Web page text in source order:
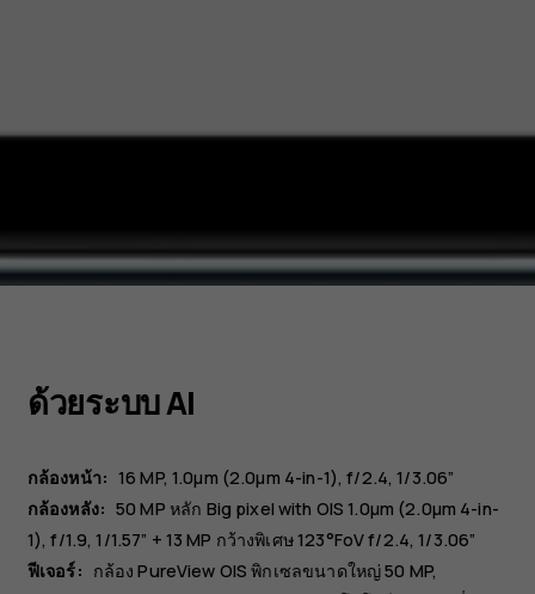
ด้วยระบบ AI
กล้องหน้า: 16 MP 1.0µm (2.0µm 4-in-1), f/2.4, 1/3.06”
กล้องหลัง: 50 MP หลัก Big pixel with OIS 1.0µm (2.0µm 4-in-
1), f/1.9, 1/1.57” + 13 MP กว้างพิเศษ123°FoV f/2.4, 1/3.06”
ฟีเจอร์: กล้อง PureView OIS พิกเซลขนาดใหญ่ 50 MP,